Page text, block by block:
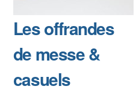
Les offrandes
de messe &
casuels